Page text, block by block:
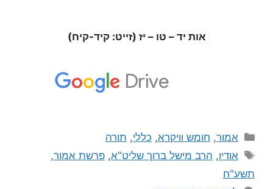
אות יד – טו – יז (זייט: קיד-קיח)
אמור, חומש וויקרא, כללי, תורה
אודיו, הרב מישל ברוך שליט"א,פרשת אמור,
תשע"ח